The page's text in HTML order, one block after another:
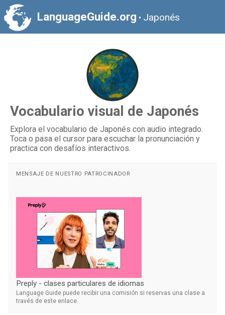
LanguageGuide.org • Japonés
Vocabulario visual de Japonés
Explora el vocabulario de Japonés con audio integrado.
Toca o pasa el cursor para escuchar la pronunciación y
practica con desafíos interactivos.
MENSAJE DE NUESTRO PATROCINADOR
Preply - clases particulares de idiomas
Language Guide puede recibir una comisión si reservas una clase a
través de este enlace.